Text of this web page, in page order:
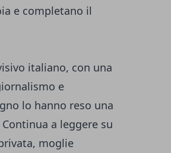
e completano il
italiano, con una
e
lo hanno reso una
a leggere su
moglie